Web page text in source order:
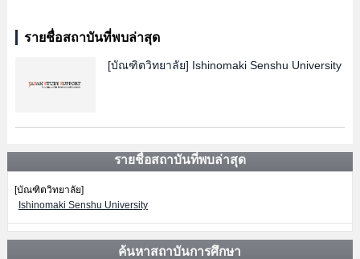
รายชื่อสถาบันที่พบล่าสุด
[บัณฑิตวิทยาลัย] Ishinomaki Senshu University
รายชื่อสถาบันที่พบล่าสุด
[บัณฑิตวิทยาลัย]
Ishinomaki Senshu University
ค้นหาสถาบันการศึกษา